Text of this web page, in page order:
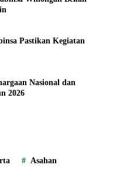
Pastikan Kegiatan
Nasional dan
2026
Asahan